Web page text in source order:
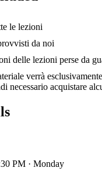
le lezioni
da noi
delle lezioni perse da
verrà
necessario acquistare
PM · Monday